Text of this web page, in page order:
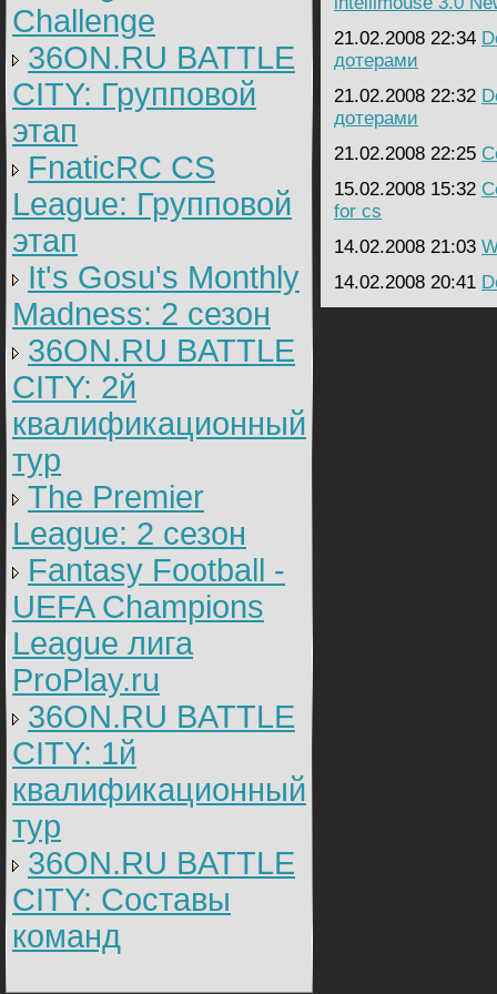
Challenge
36ON.RU BATTLE
CITY: Групповой
этап
FnaticRC CS
League: Групповой
этап
It's Gosu's Monthly
Madness: 2 сезон
36ON.RU BATTLE
CITY: 2й
квалификационный
тур
The Premier
League: 2 cезон
Fantasy Football -
UEFA Champions
League лига
ProPlay.ru
36ON.RU BATTLE
CITY: 1й
квалификационный
тур
36ON.RU BATTLE
CITY: Составы
команд
21.02.2008 22:34
дотерами
21.02.2008 22:32
дотерами
21.02.2008 22:25
15.02.2008 15:32
for cs
14.02.2008 21:03
14.02.2008 20:41